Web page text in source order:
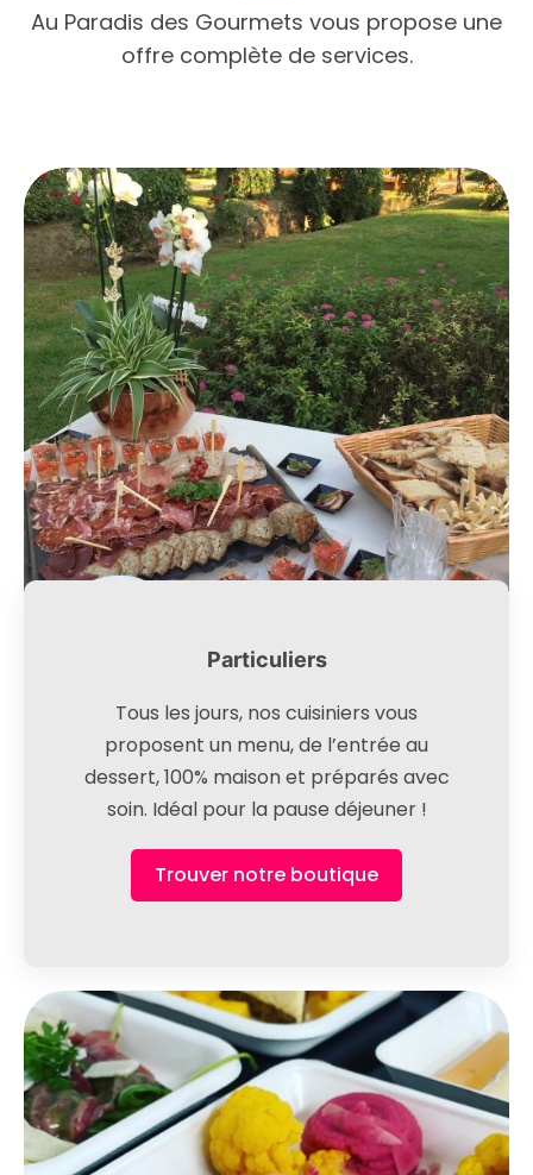
Au Paradis des Gourmets vous propose une
offre complète de services.
Particuliers
Tous les jours, nos cuisiniers vous
proposent un menu, de l’entrée au
dessert, 100% maison et préparés avec
soin. Idéal pour la pause déjeuner !
Trouver notre boutique